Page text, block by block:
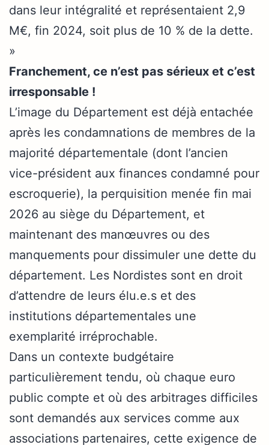
dans leur intégralité et représentaient 2,9
M€, fin 2024, soit plus de 10 % de la dette.
»
Franchement, ce n’est pas sérieux et c’est
irresponsable !
L’image du Département est déjà entachée
après les condamnations de membres de la
majorité départementale (dont l’ancien
vice-président aux finances condamné pour
escroquerie), la perquisition menée fin mai
2026 au siège du Département, et
maintenant des manœuvres ou des
manquements pour dissimuler une dette du
département. Les Nordistes sont en droit
d’attendre de leurs élu.e.s et des
institutions départementales une
exemplarité irréprochable.
Dans un contexte budgétaire
particulièrement tendu, où chaque euro
public compte et où des arbitrages difficiles
sont demandés aux services comme aux
associations partenaires, cette exigence de